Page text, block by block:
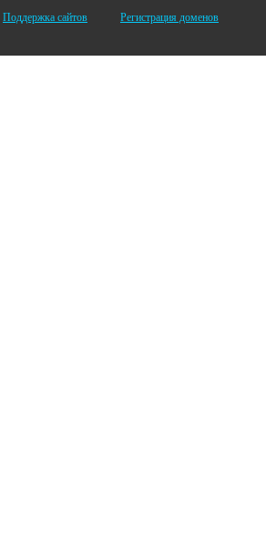
Поддержка сайтов Регистрация доменов